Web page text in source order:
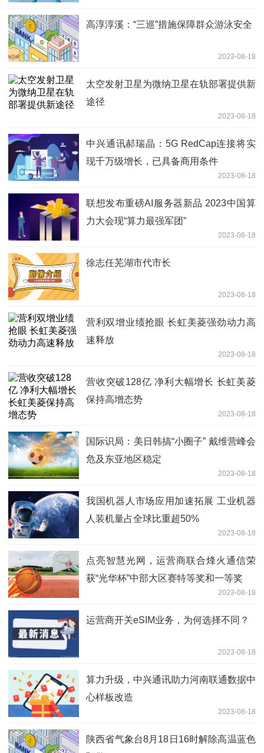
高淳淳溪：“三巡”措施保障群众游泳安全
2023-08-18
太空发射卫星为微纳卫星在轨部署提供新
途径
2023-08-18
中兴通讯郝瑞晶：5G RedCap连接将实
现千万级增长，已具备商用条件
2023-08-18
联想发布重磅AI服务器新品 2023中国算
力大会现“算力最强军团”
2023-08-18
徐志任芜湖市代市长
2023-08-18
营利双增业绩抢眼 长虹美菱强劲动力高
速释放
2023-08-18
营收突破128亿 净利大幅增长 长虹美菱
保持高增态势
2023-08-18
国际识局：美日韩搞“小圈子” 戴维营峰会
危及东亚地区稳定
2023-08-18
我国机器人市场应用加速拓展 工业机器
人装机量占全球比重超50%
2023-08-18
点亮智慧光网，运营商联合烽火通信荣
获“光华杯”中部大区赛特等奖和一等奖
2023-08-18
运营商开关eSIM业务，为何选择不同？
2023-08-18
算力升级，中兴通讯助力河南联通数据中
心样板改造
2023-08-18
陕西省气象台8月18日16时解除高温蓝色